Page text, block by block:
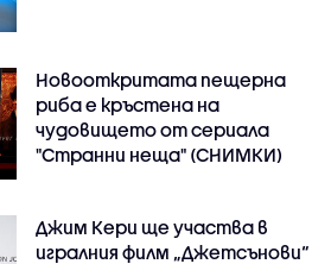
Новооткритата пещерна
риба е кръстена на
чудовището от сериала
"Странни неща" (СНИМКИ)
Джим Кери ще участва в
игралния филм „Джетсънови“